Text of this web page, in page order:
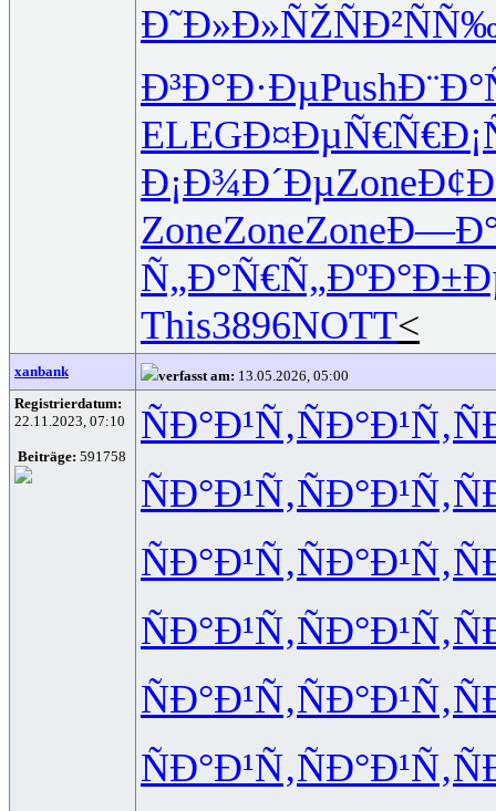
Ð˜Ð»Ð»ÑŽ
Ð³Ð°Ð·ÐµPush
ELEGÐ¤ÐµÑ€Ñ€
Ð¡Ð¾Ð´ÐµZone
ZoneZoneZone
Ñ„Ð°Ñ€Ñ„
This3896NOTT<
xanbank verfasst am: 13.05.2026, 05:00
Registrierdatum:
22.11.2023, 07:10
Beiträge: 591758
ÑÐ°Ð¹Ñ‚ÑÐ°Ð¹Ñ‚
ÑÐ°Ð¹Ñ‚ÑÐ°Ð¹Ñ‚
ÑÐ°Ð¹Ñ‚ÑÐ°Ð¹Ñ‚
ÑÐ°Ð¹Ñ‚ÑÐ°Ð¹Ñ‚
ÑÐ°Ð¹Ñ‚ÑÐ°Ð¹Ñ‚
ÑÐ°Ð¹Ñ‚ÑÐ°Ð¹Ñ‚